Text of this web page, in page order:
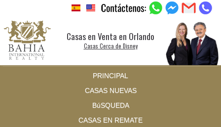
Casas en Venta en Orlando
Casas Cerca de Disney
PRINCIPAL
CASAS NUEVAS
BúSQUEDA
CASAS EN REMATE